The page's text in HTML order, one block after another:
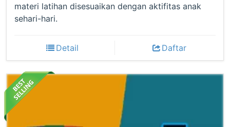
materi latihan disesuaikan dengan aktifitas anak
sehari-hari.
Detail Daftar